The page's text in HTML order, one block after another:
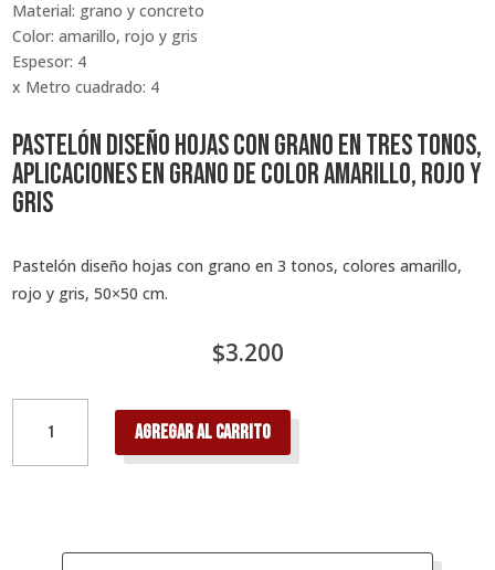
Material: grano y concreto
Color: amarillo, rojo y gris
Espesor: 4
x Metro cuadrado: 4
Pastelón diseño hojas con grano en tres tonos,
aplicaciones en grano de color amarillo, rojo y
gris
Pastelón diseño hojas con grano en 3 tonos, colores amarillo,
rojo y gris, 50×50 cm.
$3.200
diseño
hojas
Agregar al carrito